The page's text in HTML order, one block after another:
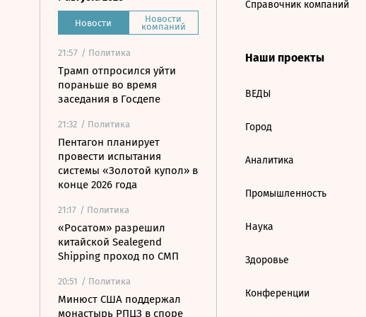
Новости Новости
компаний
21:57 / Политика
Трамп отпросился уйти
пораньше во время
заседания в Госдепе
21:32 / Политика
Пентагон планирует
провести испытания
системы «Золотой купол» в
конце 2026 года
21:17 / Политика
«Росатом» разрешил
китайской Sealegend
Shipping проход по СМП
20:51 / Политика
Минюст США поддержал
монастырь РПЦЗ в споре
Справочник компаний
Наши проекты
ВЕДЫ
Город
Аналитика
Промышленность
Наука
Здоровье
Конференции